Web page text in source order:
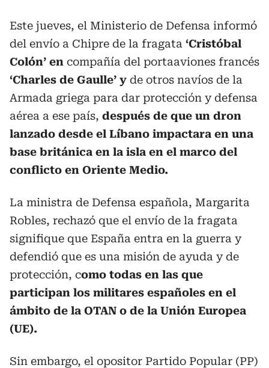
Este jueves, el Ministerio de Defensa informó
del envío a Chipre de la fragata ‘Cristóbal
Colón’ en compañía del portaaviones francés
‘Charles de Gaulle’ y de otros navíos de la
Armada griega para dar protección y defensa
aérea a ese país, después de que un dron
lanzado desde el Líbano impactara en una
base británica en la isla en el marco del
conflicto en Oriente Medio.
La ministra de Defensa española, Margarita
Robles, rechazó que el envío de la fragata
signifique que España entra en la guerra y
defendió que es una misión de ayuda y de
protección, como todas en las que
participan los militares españoles en el
ámbito de la OTAN o de la Unión Europea
(UE).
Sin embargo, el opositor Partido Popular (PP)